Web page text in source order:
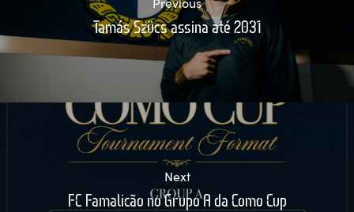
Tamás Szücs assina até 2031
Next
FC Famalicão no Grupo A da Como Cup